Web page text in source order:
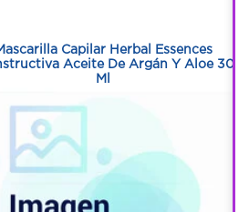
Capilar Herbal Essences
Aceite De Argán Y Aloe 300
Ml